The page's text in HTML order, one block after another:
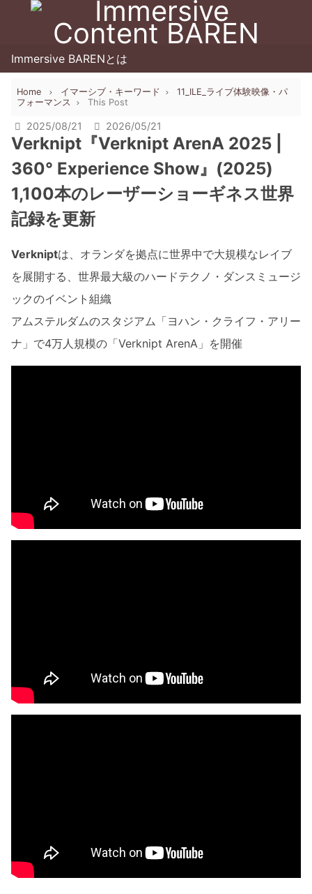
Immersive BARENとは
Home イマーシブ・キーワード
11_ILE_ライブ体験映像・パ
フォーマンス
This Post
2025/08/21 2026/05/21
Verknipt『Verknipt ArenA 2025 |
360° Experience Show』(2025)
1,100本のレーザーショーギネス世界
記録を更新
Verkniptは、オランダを拠点に世界中で大規模なレイブ
を展開する、世界最大級のハードテクノ・ダンスミュージ
ックのイベント組織
アムステルダムのスタジアム「ヨハン・クライフ・アリー
ナ」で4万人規模の「Verknipt ArenA」を開催